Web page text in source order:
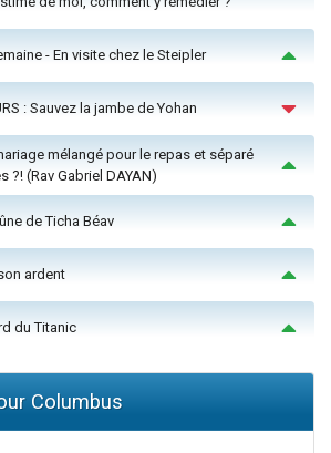
- En visite chez le Steipler
: Sauvez la jambe de Yohan
mélangé pour le repas et séparé
?! (Rav Gabriel DAYAN)
de Ticha Béav
ardent
du Titanic
Columbus